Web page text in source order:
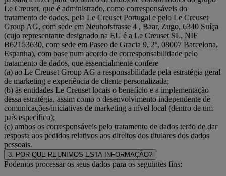
Le Creuset, que é administrado, como corresponsáveis do
tratamento de dados, pela Le Creuset Portugal e pelo Le Creuset
Group AG, com sede em Neuhofstrasse 4 , Baar, Zugo, 6340 Suíça
(cujo representante designado na EU é a Le Creuset SL, NIF
B62153630, com sede em Paseo de Gracia 9, 2º, 08007 Barcelona,
Espanha), com base num acordo de corresponsabilidade pelo
tratamento de dados, que essencialmente confere
(a) ao Le Creuset Group AG a responsabilidade pela estratégia geral
de marketing e experiência de cliente personalizada;
(b) às entidades Le Creuset locais o benefício e a implementação
dessa estratégia, assim como o desenvolvimento independente de
comunicações/iniciativas de marketing a nível local (dentro de um
país específico);
(c) ambos os corresponsáveis pelo tratamento de dados terão de dar
resposta aos pedidos relativos aos direitos dos titulares dos dados
pessoais.
3. POR QUE REUNIMOS ESTA INFORMAÇÃO?
Podemos processar os seus dados para os seguintes fins: